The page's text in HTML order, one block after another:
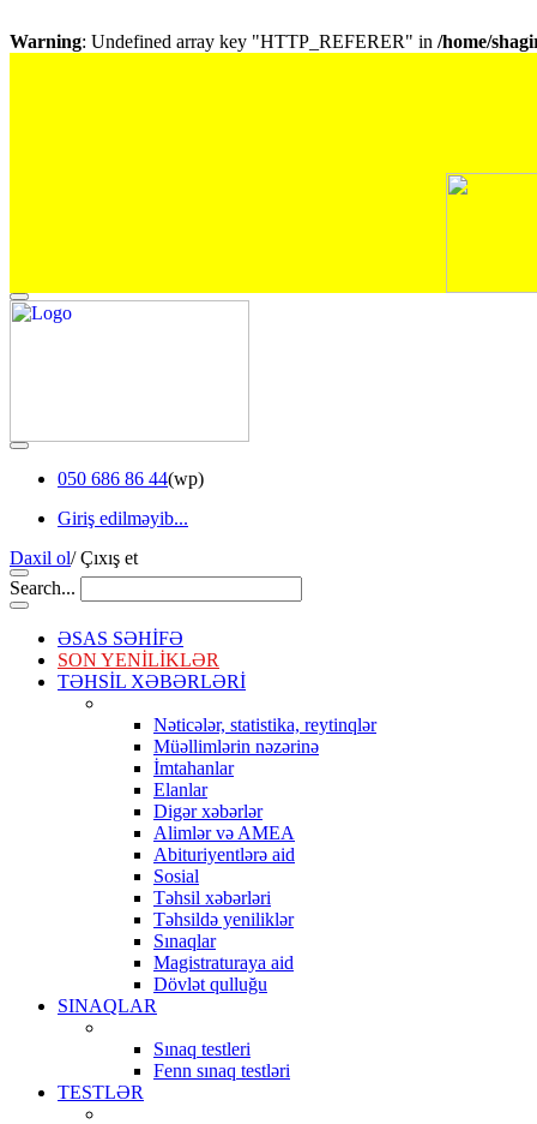
Warning: Undefined array key "HTTP_REFERER" in /home/
050 686 86 44(wp)
Giriş edilməyib...
Daxil ol/Çıxış et
Search...
ƏSAS SƏHİFƏ
SON YENİLİKLƏR
TƏHSİL XƏBƏRLƏRİ
Nəticələr, statistika, reytinqlər
Müəllimlərin nəzərinə
İmtahanlar
Elanlar
Digər xəbərlər
Alimlər və AMEA
Abituriyentlərə aid
Sosial
Təhsil xəbərləri
Təhsildə yeniliklər
Sınaqlar
Magistraturaya aid
Dövlət qulluğu
SINAQLAR
Sınaq testleri
Fenn sınaq testləri
TESTLƏR